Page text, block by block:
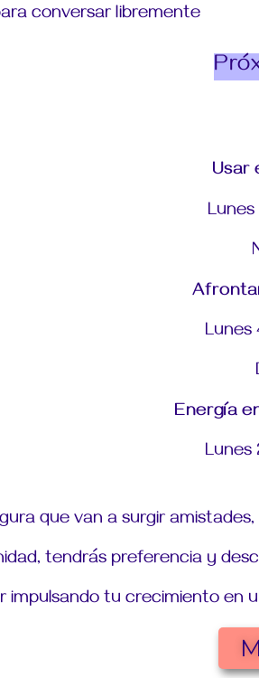
conversar libremente
Usar
Lunes
Lunes
Energía
Lunes
que van a surgir
tendrás preferencia y
impulsando tu crecimiento